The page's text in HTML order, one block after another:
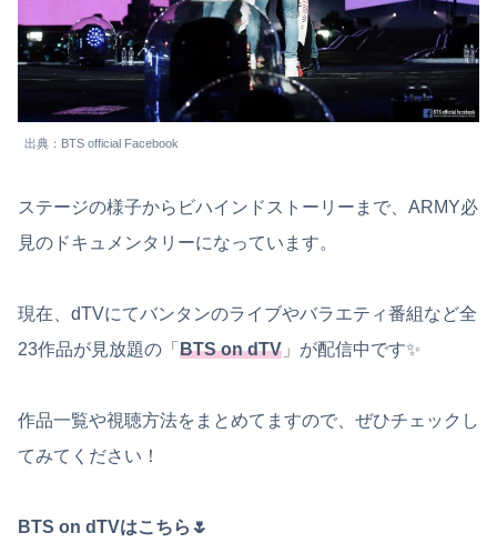
出典：BTS official Facebook
ステージの様子からビハインドストーリーまで、ARMY必
見のドキュメンタリーになっています。
現在、dTVにてバンタンのライブやバラエティ番組など全
23作品が見放題の「 BTS on dTV 」が配信中です✨
作品一覧や視聴方法をまとめてますので、ぜひチェックし
てみてください！
BTS on dTVはこちら🌷